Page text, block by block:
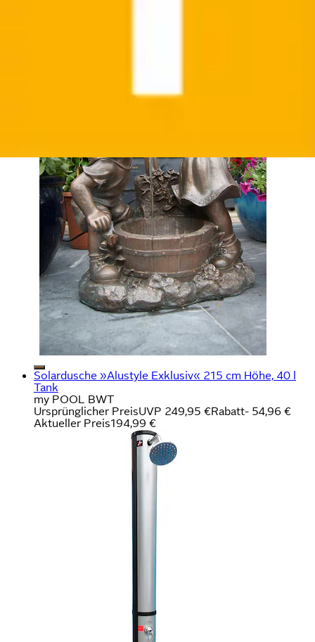
Solardusche »Alustyle Exklusiv« 215 cm Höhe, 40 l
Tank
my POOL BWT
Ursprünglicher PreisUVP 249,95 €Rabatt- 54,96 €
Aktueller Preis194,99 €